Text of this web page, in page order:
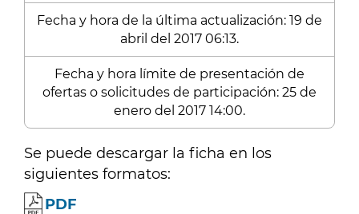
Fecha y hora de la última actualización: 19 de
abril del 2017 06:13.
Fecha y hora límite de presentación de
ofertas o solicitudes de participación: 25 de
enero del 2017 14:00.
Se puede descargar la ficha en los
siguientes formatos:
PDF